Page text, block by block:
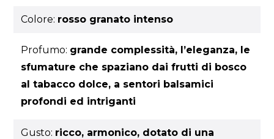
Colore: rosso granato intenso
Profumo: grande complessità, l’eleganza, le
sfumature che spaziano dai frutti di bosco
al tabacco dolce, a sentori balsamici
profondi ed intriganti
Gusto: ricco, armonico, dotato di una